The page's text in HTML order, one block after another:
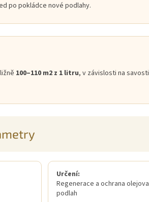
po pokládce nové podlahy.
100–110 m2 z 1 litru, v závislosti na
Určení:
Regenerace a ochrana
podlah